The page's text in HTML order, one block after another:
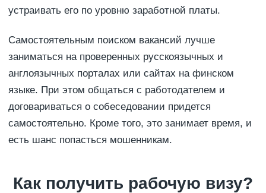
устраивать его по уровню заработной платы.
Самостоятельным поиском вакансий лучше
заниматься на проверенных русскоязычных и
англоязычных порталах или сайтах на финском
языке. При этом общаться с работодателем и
договариваться о собеседовании придется
самостоятельно. Кроме того, это занимает время, и
есть шанс попасться мошенникам.
Как получить рабочую визу?